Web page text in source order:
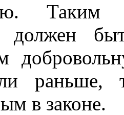
Таким
должен
раньше,
в законе.